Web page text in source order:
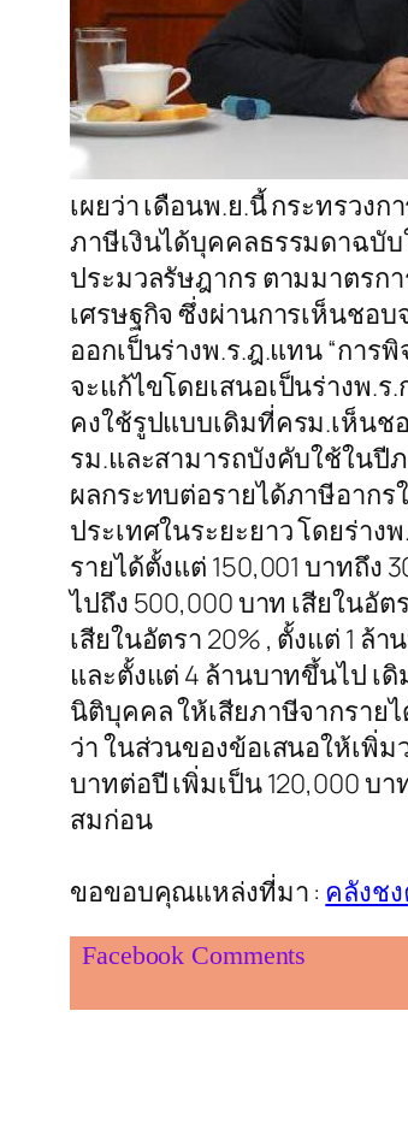
เผยว่า เดือนพ.ย.นี้ กระทรวง
ภาษีเงินได้บุคคลธรรมดาฉบั
ประมวลรัษฎากร ตามมาตรก
เศรษฐกิจ ซึ่งผ่านการเห็นชอ
ออกเป็นร่างพ.ร.ฎ.แทน “การ
จะแก้ไขโดยเสนอเป็นร่างพ.
คงใช้รูปแบบเดิมที่ครม.เห็นช
รม.และสามารถบังคับใช้ในปี
ผลกระทบต่อรายได้ภาษีอาก
ประเทศในระยะยาว โดยร่า
รายได้ตั้งแต่ 150,001 บาทถึง
ไปถึง 500,000 บาท เสียในอัต
เสียในอัตรา 20% , ตั้งแต่ 1 ล้
และตั้งแต่ 4 ล้านบาทขึ้นไป เ
นิติบุคคล ให้เสียภาษีจากราย
ว่า ในส่วนของข้อเสนอให้เพิ่
บาทต่อปี เพิ่มเป็น 120,000 บ
สมก่อน
ขอขอบคุณแหล่งที่มา : คลังช
Facebook Comments